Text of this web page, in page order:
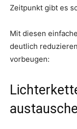
Zeitpunkt gibt es
Mit diesen
deutlich
vorbeugen: